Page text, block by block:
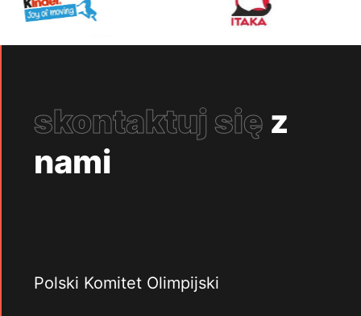
skontaktuj się z
nami
Polski Komitet Olimpijski